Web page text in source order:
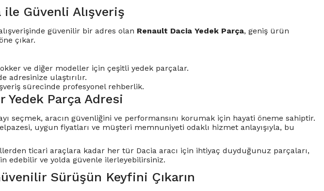
ile Güvenli Alışveriş
güvenilir bir adres olan Renault Dacia Yedek Parça, geniş ürün
çıkar.
ve diğer modeller için çeşitli yedek parçalar.
adresinize ulaştırılır.
sürecinde profesyonel rehberlik.
Parça Adresi
seçmek, aracın güvenliğini ve performansını korumak için hayati öneme sahiptir.
uygun fiyatları ve müşteri memnuniyeti odaklı hizmet anlayışıyla, bu
ticari araçlara kadar her tür Dacia aracı için ihtiyaç duyduğunuz parçaları,
edebilir ve yolda güvenle ilerleyebilirsiniz.
Sürüşün Keyfini Çıkarın